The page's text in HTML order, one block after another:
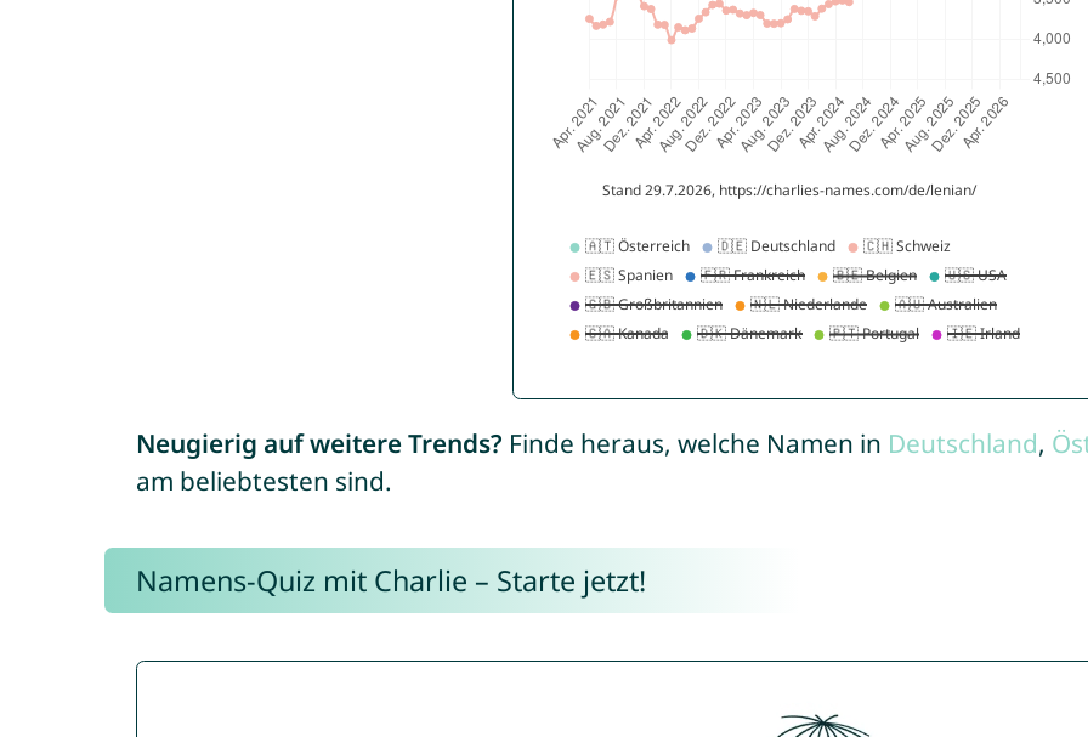
Neugierig auf weitere Trends? Finde heraus, welche Namen in Deutschland,
am beliebtesten sind.
Namens-Quiz mit Charlie – Starte jetzt!